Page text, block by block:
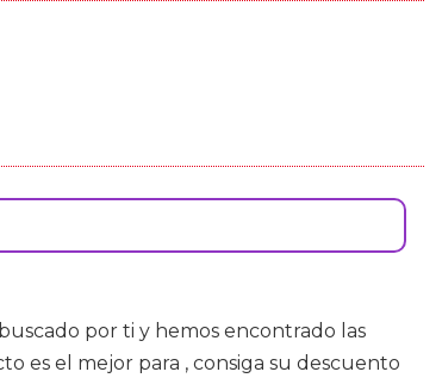
por ti y hemos encontrado las
es el mejor para , consiga su descuento